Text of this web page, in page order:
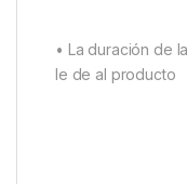
• La duración de
le de al producto